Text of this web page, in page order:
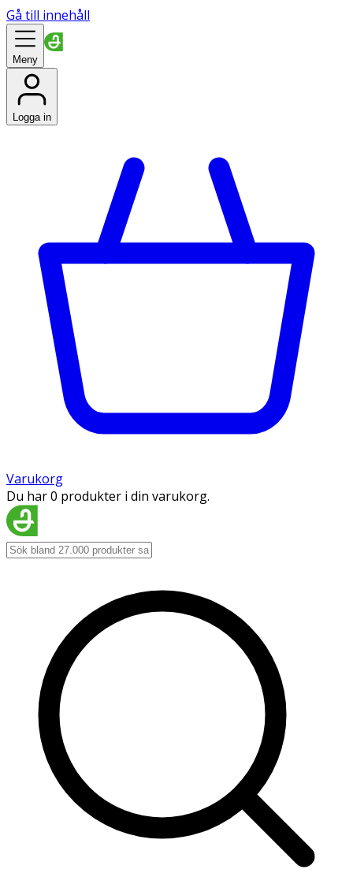
Gå till innehåll
Meny
Logga in
Varukorg
Du har 0 produkter i din varukorg.